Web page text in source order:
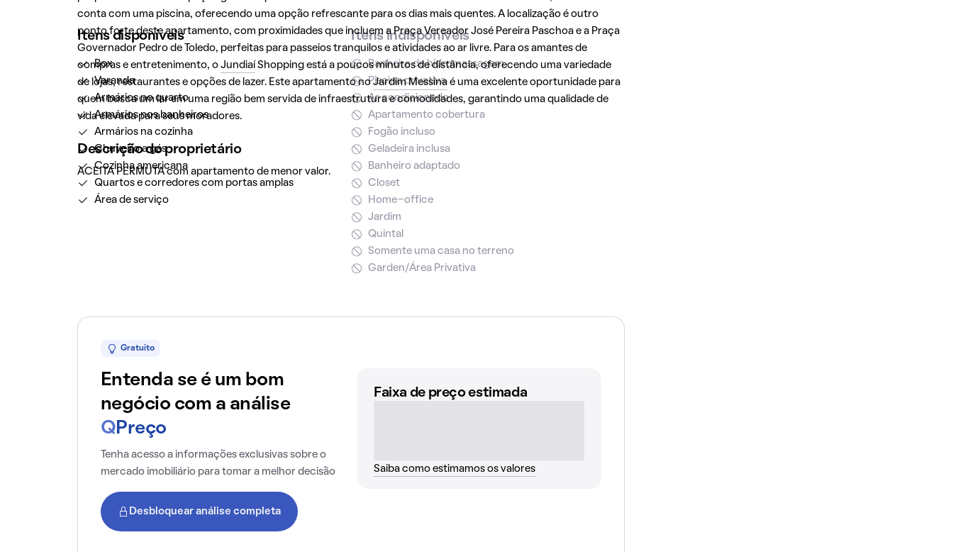
conta com uma piscina, oferecendo uma opção refrescante para os dias mais quentes. A localização é outro
ponto forte deste apartamento, com proximidades que incluem a Praça Vereador José Pereira Paschoa e a Praça
Governador Pedro de Toledo, perfeitas para passeios tranquilos e atividades ao ar livre. Para os amantes de
compras e entretenimento, o JundiaíShopping está a poucos minutos de distância, oferecendo uma variedade
de lojas, restaurantes e opções de lazer. Este apartamento noJardim Messinaé uma excelente oportunidade para
quem busca um lar em uma região bem servida de infraestrutura e comodidades, garantindo uma qualidade de
vida elevada para seus moradores.
Descrição do proprietário
ACEITA PERMUTA com apartamento de menor valor.
Itens disponíveis
Box
Varanda
Armários no quarto
Armários nos banheiros
Armários na cozinha
Chuveiro a gás
Cozinha americana
Quartos e corredores com portas amplas
Área de serviço
Itens indisponíveis
Banheira de hidromassagem
Piscina privativa
Ar condicionado
Apartamento cobertura
Fogão incluso
Geladeira inclusa
Banheiro adaptado
Closet
Home-office
Jardim
Quintal
Somente uma casa no terreno
Garden/Área Privativa
Gratuito
Entenda se é um bom
negócio com a análise
Q Preço
Tenha acesso a informações exclusivas sobre o
mercado imobiliário para tomar a melhor decisão
Desbloquear análise completa
Faixa de preço estimada
Saiba como estimamos os valores